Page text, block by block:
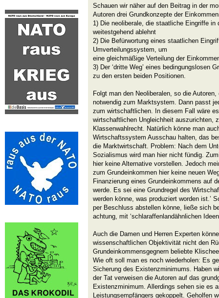
Schauen wir näher auf den Beitrag in der
Autoren drei Grundkonzepte der
1) Die neoliberale, die staatliche Eingriffe in
weitestgehend ablehnt
2) Die Befürwortung eines staatlichen
Umverteilungssystem, um
eine gleichmäßige Verteilung der
3) Der ‘dritte Weg’ eines bedingungslosen
zu den ersten beiden Positionen.
Folgt man den Neoliberalen, so die
notwendig zum Marktsystem. Dann passt
zum wirtschaftlichen. In diesem Fall wäre
wirtschaftlichen Ungleichheit auszurichten,
Klassenwahlrecht. Natürlich könne man
Wirtschaftssystem Ausschau halten, das
die Marktwirtschaft. Problem: Nach dem
Sozialismus wird man hier nicht fündig.
hier keine Alternative vorstellen. Jedoch
zum Grundeinkommen hier keine neuen
Finanzierung eines Grundeinkommens auf
werde. Es sei eine Grundregel des
werden könne, was produziert worden ist.’
per Beschluss abstellen könne, ließe sich
achtung, mit ‘schlaraffenlandähnlichen
Auch die Damen und Herren Experten
wissenschaftlichen Objektivität nicht den
Grundeinkommensgegnern beliebte
Wie oft soll man es noch wiederholen: Es
Sicherung des Existenzminimums. Haben
der Tat verweisen die Autoren auf das
Existenzminimum. Allerdings sehen sie es
Leistungsempfängers gekoppelt. Geholfen